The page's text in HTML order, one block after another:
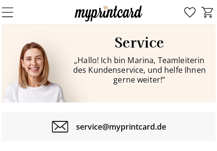
Service
„Hallo! Ich bin Marina, Teamleiterin
des Kundenservice, und helfe Ihnen
gerne weiter!“
service@myprintcard.de